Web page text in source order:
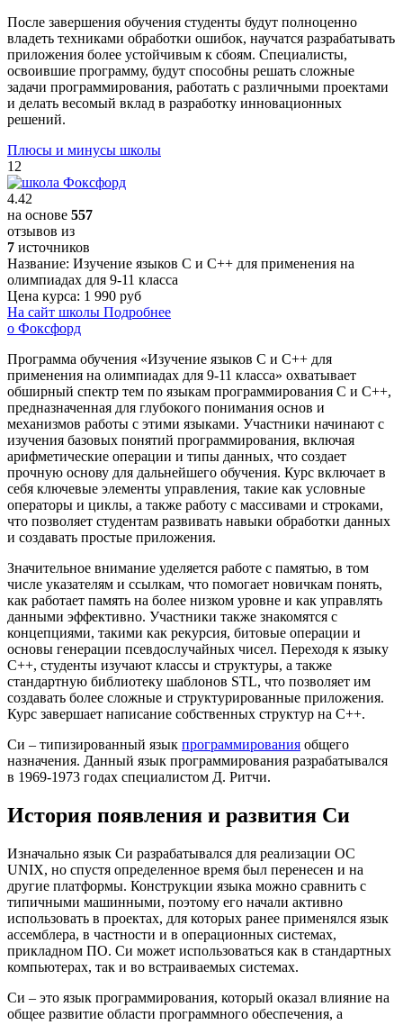
После завершения обучения студенты будут полноценно
владеть техниками обработки ошибок, научатся разрабатывать
приложения более устойчивым к сбоям. Специалисты,
освоившие программу, будут способны решать сложные
задачи программирования, работать с различными проектами
и делать весомый вклад в разработку инновационных
решений.
Плюсы и минусы школы
12
4.42
на основе 557
отзывов из
7 источников
Название: Изучение языков С и С++ для применения на
олимпиадах для 9-11 класса
Цена курса: 1 990 руб
На сайт школы Подробнее
о Фоксфорд
Программа обучения «Изучение языков С и С++ для
применения на олимпиадах для 9-11 класса» охватывает
обширный спектр тем по языкам программирования C и C++,
предназначенная для глубокого понимания основ и
механизмов работы с этими языками. Участники начинают с
изучения базовых понятий программирования, включая
арифметические операции и типы данных, что создает
прочную основу для дальнейшего обучения. Курс включает в
себя ключевые элементы управления, такие как условные
операторы и циклы, а также работу с массивами и строками,
что позволяет студентам развивать навыки обработки данных
и создавать простые приложения.
Значительное внимание уделяется работе с памятью, в том
числе указателям и ссылкам, что помогает новичкам понять,
как работает память на более низком уровне и как управлять
данными эффективно. Участники также знакомятся с
концепциями, такими как рекурсия, битовые операции и
основы генерации псевдослучайных чисел. Переходя к языку
C++, студенты изучают классы и структуры, а также
стандартную библиотеку шаблонов STL, что позволяет им
создавать более сложные и структурированные приложения.
Курс завершает написание собственных структур на C++.
Си – типизированный язык программирования общего
назначения. Данный язык программирования разрабатывался
в 1969-1973 годах специалистом Д. Ритчи.
История появления и развития Си
Изначально язык Си разрабатывался для реализации ОС
UNIX, но спустя определенное время был перенесен и на
другие платформы. Конструкции языка можно сравнить с
типичными машинными, поэтому его начали активно
использовать в проектах, для которых ранее применялся язык
ассемблера, в частности и в операционных системах,
прикладном ПО. Си может использоваться как в стандартных
компьютерах, так и во встраиваемых системах.
Си – это язык программирования, который оказал влияние на
общее развитие области программного обеспечения, а